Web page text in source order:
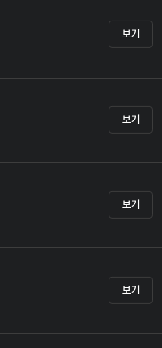
보기
보기
보기
보기